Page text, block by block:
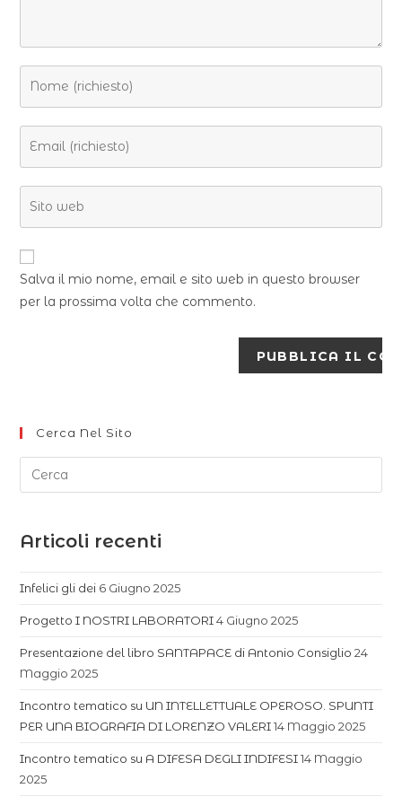
Salva il mio nome, email e sito web in questo browser
per la prossima volta che commento.
Cerca Nel Sito
Articoli recenti
Infelici gli dei 6 Giugno 2025
Progetto I NOSTRI LABORATORI 4 Giugno 2025
Presentazione del libro SANTAPACE di Antonio Consiglio 24
Maggio 2025
Incontro tematico su UN INTELLETTUALE OPEROSO. SPUNTI
PER UNA BIOGRAFIA DI LORENZO VALERI 14 Maggio 2025
Incontro tematico su A DIFESA DEGLI INDIFESI 14 Maggio
2025